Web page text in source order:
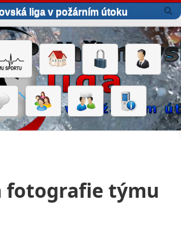
liga v požárním útoku
fotografie týmu